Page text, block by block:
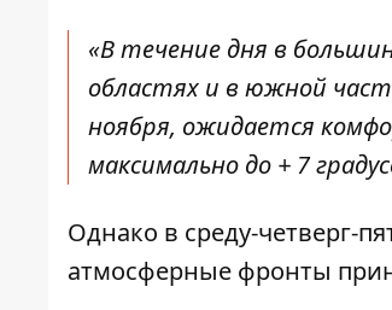
«В течение дня в
областях и в южной
ноября, ожидается
максимально до + 7
Однако в среду-четверг-
атмосферные фронты